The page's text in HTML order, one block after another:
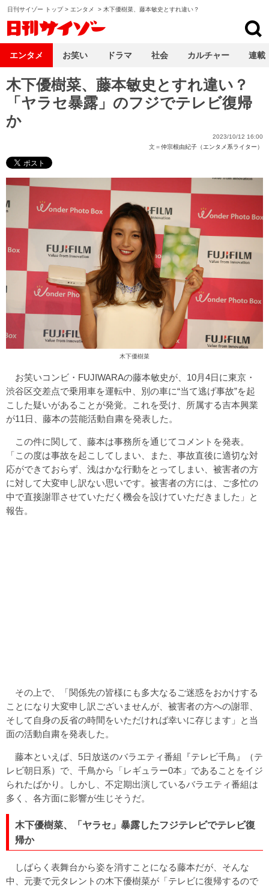
日刊サイゾー トップ> エンタメ > 木下優樹菜、藤本敏史とすれ違い？
木下優樹菜、藤本敏史とすれ違い？
「ヤラセ暴露」のフジでテレビ復帰
か
2023/10/12 16:00
文＝仲宗根由紀子（エンタメ系ライター）
木下優樹菜
お笑いコンビ・FUJIWARAの藤本敏史が、10月4日に東京・
渋谷区交差点で乗用車を運転中、別の車に“当て逃げ事故”を起
こした疑いがあることが発覚。これを受け、所属する吉本興業
が11日、藤本の芸能活動自粛を発表した。
この件に関して、藤本は事務所を通じてコメントを発表。
「この度は事故を起こしてしまい、また、事故直後に適切な対
応ができておらず、浅はかな行動をとってしまい、被害者の方
に対して大変申し訳ない思いです。被害者の方には、ご多忙の
中で直接謝罪させていただく機会を設けていただきました」と
報告。
その上で、「関係先の皆様にも多大なるご迷惑をおかけする
ことになり大変申し訳ございませんが、被害者の方への謝罪、
そして自身の反省の時間をいただければ幸いに存じます」と当
面の活動自粛を発表した。
藤本といえば、5日放送のバラエティ番組『テレビ千鳥』（テ
レビ朝日系）で、千鳥から「レギュラー0本」であることをイジ
られたばかり。しかし、不定期出演しているバラエティ番組は
多く、各方面に影響が生じそうだ。
木下優樹菜、「ヤラセ」暴露したフジテレビでテレビ復
帰か
しばらく表舞台から姿を消すことになる藤本だが、そんな
中、元妻で元タレントの木下優樹菜が「テレビに復帰するので
エンタメ お笑い ドラマ 社会 カルチャー 連載